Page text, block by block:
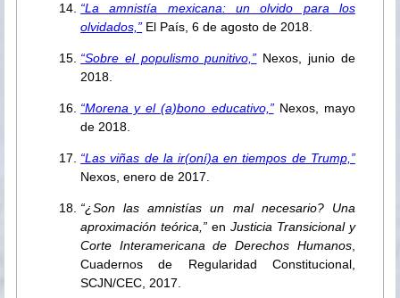
“La amnistía mexicana: un olvido para los
olvidados,” El País, 6 de agosto de 2018.
“Sobre el populismo punitivo,” Nexos, junio de
2018.
“Morena y el (a)bono educativo,”Nexos, mayo
de 2018.
“Las viñas de la ir(oní)a en tiempos de Trump,”
Nexos, enero de 2017.
“¿Son las amnistías un mal necesario? Una
aproximación teórica,” en Justicia Transicional y
Corte Interamericana de Derechos Humanos,
Cuadernos de Regularidad Constitucional,
SCJN/CEC, 2017.